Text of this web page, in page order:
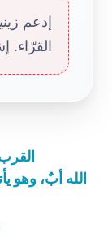
إدعم
القرّاء.
الله أبٌ، وهو